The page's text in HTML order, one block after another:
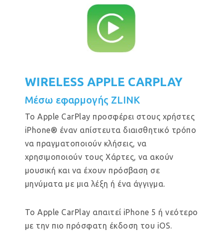
WIRELESS APPLE CARPLAY
Μέσω εφαρμογής ZLINK
Το Apple CarPlay προσφέρει στους χρήστες
iPhone® έναν απίστευτα διαισθητικό τρόπο
να πραγματοποιούν κλήσεις, να
χρησιμοποιούν τους Χάρτες, να ακούν
μουσική και να έχουν πρόσβαση σε
μηνύματα με μια λέξη ή ένα άγγιγμα.
Το Apple CarPlay απαιτεί iPhone 5 ή νεότερο
με την πιο πρόσφατη έκδοση του iOS.